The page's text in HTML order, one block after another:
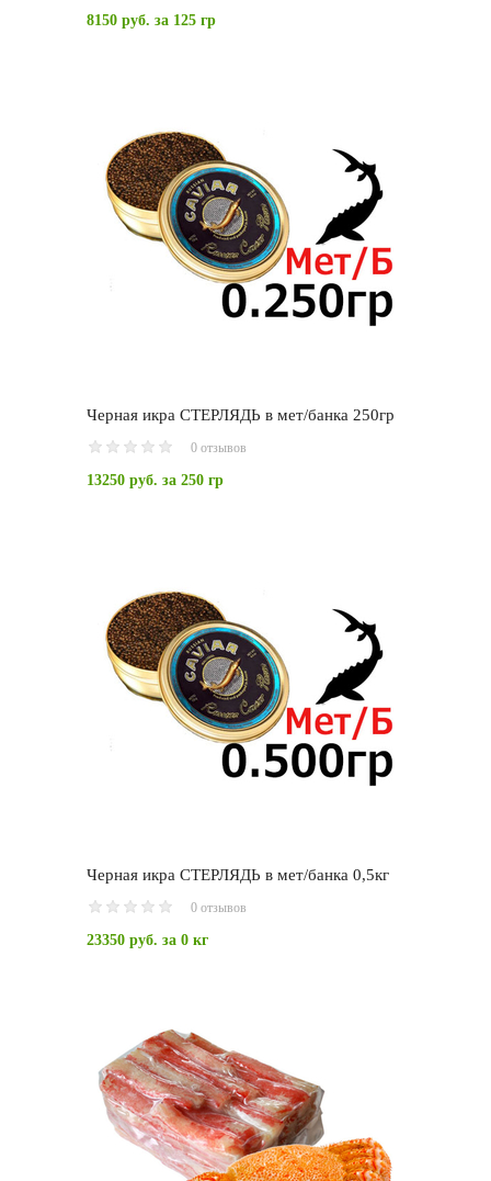
8150 руб. за 125 гр
Черная икра СТЕРЛЯДЬ в мет/банка 250гр
0 отзывов
13250 руб. за 250 гр
Черная икра СТЕРЛЯДЬ в мет/банка 0,5кг
0 отзывов
23350 руб. за 0 кг